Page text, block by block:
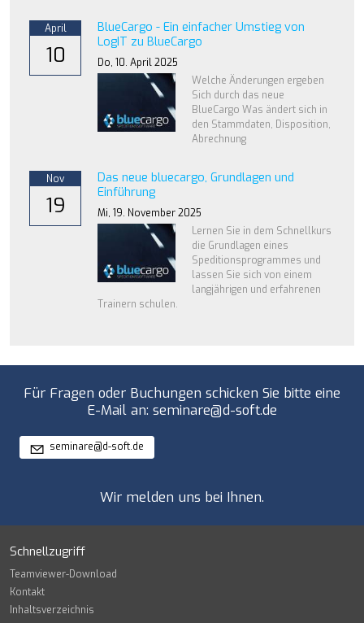
April
10
BlueCargo - Ein einfacher Umstieg von
LogIT zu BlueCargo
Do, 10. April 2025
Welche Änderungen ergeben
Sich durch das neue
BlueCargo Was ändert sich in
den Stammdaten, Disposition,
Abrechnung
Nov
19
Das neue bluecargo, Grundlagen und
Einführung
Mi, 19. November 2025
Lernen Sie in dem Schnellkurs
die Grundlagen eines
Speditionsprogrammes und
lassen Sie sich von einem
langjährigen und erfahrenen
Trainern schulen.
Für Fragen oder Buchungen schicken Sie bitte eine
E-Mail an: seminare@d-soft.de
s m n r d-s ft d
Wir melden uns bei Ihnen.
Schnellzugriff
Teamviewer-Download
Kontakt
Inhaltsverzeichnis